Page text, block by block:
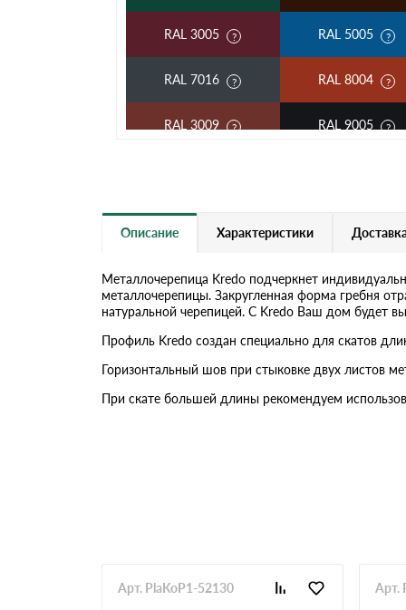
RAL 3005 RAL 5005
RAL 7016 RAL 8004
RAL 3009 RAL 9005
RAL 3003
RAL 6019 RAL 9003
RR 33
Описание Характеристики
Металлочерепица Kredo подчеркнет
металлочерепицы. Закругленная форма гребня
натуральной черепицей. С Kredo Ваш дом будет
Профиль Kredo создан специально для скатов
Горизонтальный шов при стыковке двух листов
При скате большей длины рекомендуем
Арт. PlaKoP1-52130 Арт.